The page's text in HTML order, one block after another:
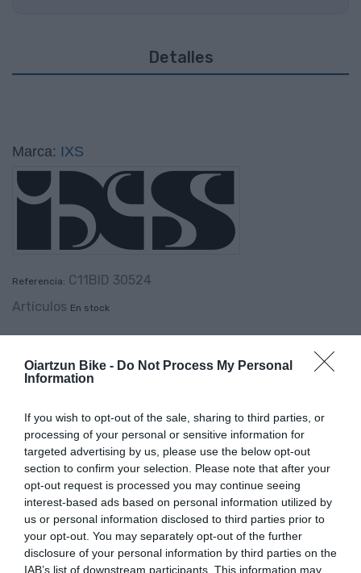
Oiartzun Bike - Do Not Process My Personal
Information
If you wish to opt-out of the sale, sharing to third parties, or
processing of your personal or sensitive information for
targeted advertising by us, please use the below opt-out
section to confirm your selection. Please note that after your
opt-out request is processed you may continue seeing
interest-based ads based on personal information utilized by
us or personal information disclosed to third parties prior to
your opt-out. You may separately opt-out of the further
disclosure of your personal information by third parties on the
IAB’s list of downstream participants. This information may
Detalles
Marca: IXS
Referencia: C11BID 30524
Artículos En stock
PRODUCTOS MÁS VISTOS
-43,75% -35,29%